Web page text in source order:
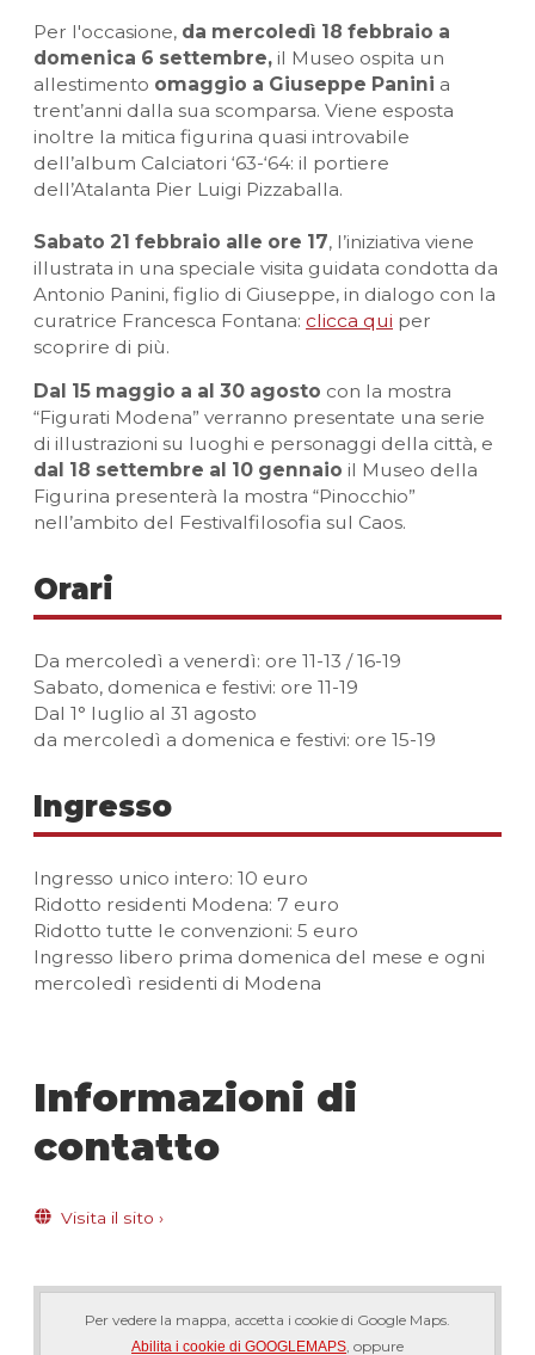
Per l'occasione, da mercoledì 18 febbraio a
domenica 6 settembre, il Museo ospita un
allestimento omaggio a Giuseppe Panini a
trent’anni dalla sua scomparsa. Viene esposta
inoltre la mitica figurina quasi introvabile
dell’album Calciatori ‘63-‘64: il portiere
dell’Atalanta Pier Luigi Pizzaballa.
Sabato 21 febbraio alle ore 17, l’iniziativa viene
illustrata in una speciale visita guidata condotta da
Antonio Panini, figlio di Giuseppe, in dialogo con la
curatrice Francesca Fontana: clicca qui per
scoprire di più.
Dal 15 maggio a al 30 agosto con la mostra
“Figurati Modena” verranno presentate una serie
di illustrazioni su luoghi e personaggi della città, e
dal 18 settembre al 10 gennaio il Museo della
Figurina presenterà la mostra “Pinocchio”
nell’ambito del Festivalfilosofia sul Caos.
Orari
Da mercoledì a venerdì: ore 11-13 / 16-19
Sabato, domenica e festivi: ore 11-19
Dal 1° luglio al 31 agosto
da mercoledì a domenica e festivi: ore 15-19
Ingresso
Ingresso unico intero: 10 euro
Ridotto residenti Modena: 7 euro
Ridotto tutte le convenzioni: 5 euro
Ingresso libero prima domenica del mese e ogni
mercoledì residenti di Modena
Informazioni di
contatto
Visita il sito ›
Per vedere la mappa, accetta i cookie di Google Maps.
Abilita i cookie di GOOGLEMAPS , oppure